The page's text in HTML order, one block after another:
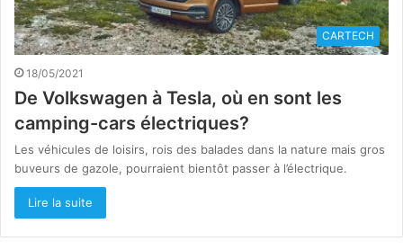
CARTECH
18/05/2021
De Volkswagen à Tesla, où en sont les
camping-cars électriques?
Les véhicules de loisirs, rois des balades dans la nature mais gros
buveurs de gazole, pourraient bientôt passer à l’électrique.
Lire la suite